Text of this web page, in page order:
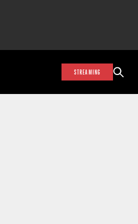
STREAMING